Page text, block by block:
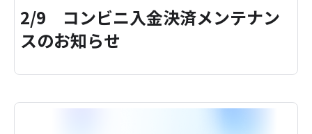
2/9 コンビニ入金決済メンテナン
スのお知らせ